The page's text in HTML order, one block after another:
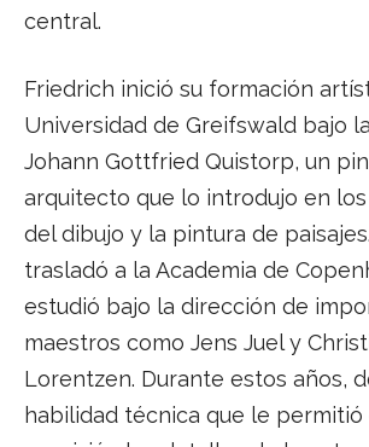
central.
Friedrich inició su formación
Universidad de Greifswald bajo
Johann Gottfried Quistorp, un
arquitecto que lo introdujo en
del dibujo y la pintura de
trasladó a la Academia de
estudió bajo la dirección de
maestros como Jens Juel y
Lorentzen. Durante estos años,
habilidad técnica que le